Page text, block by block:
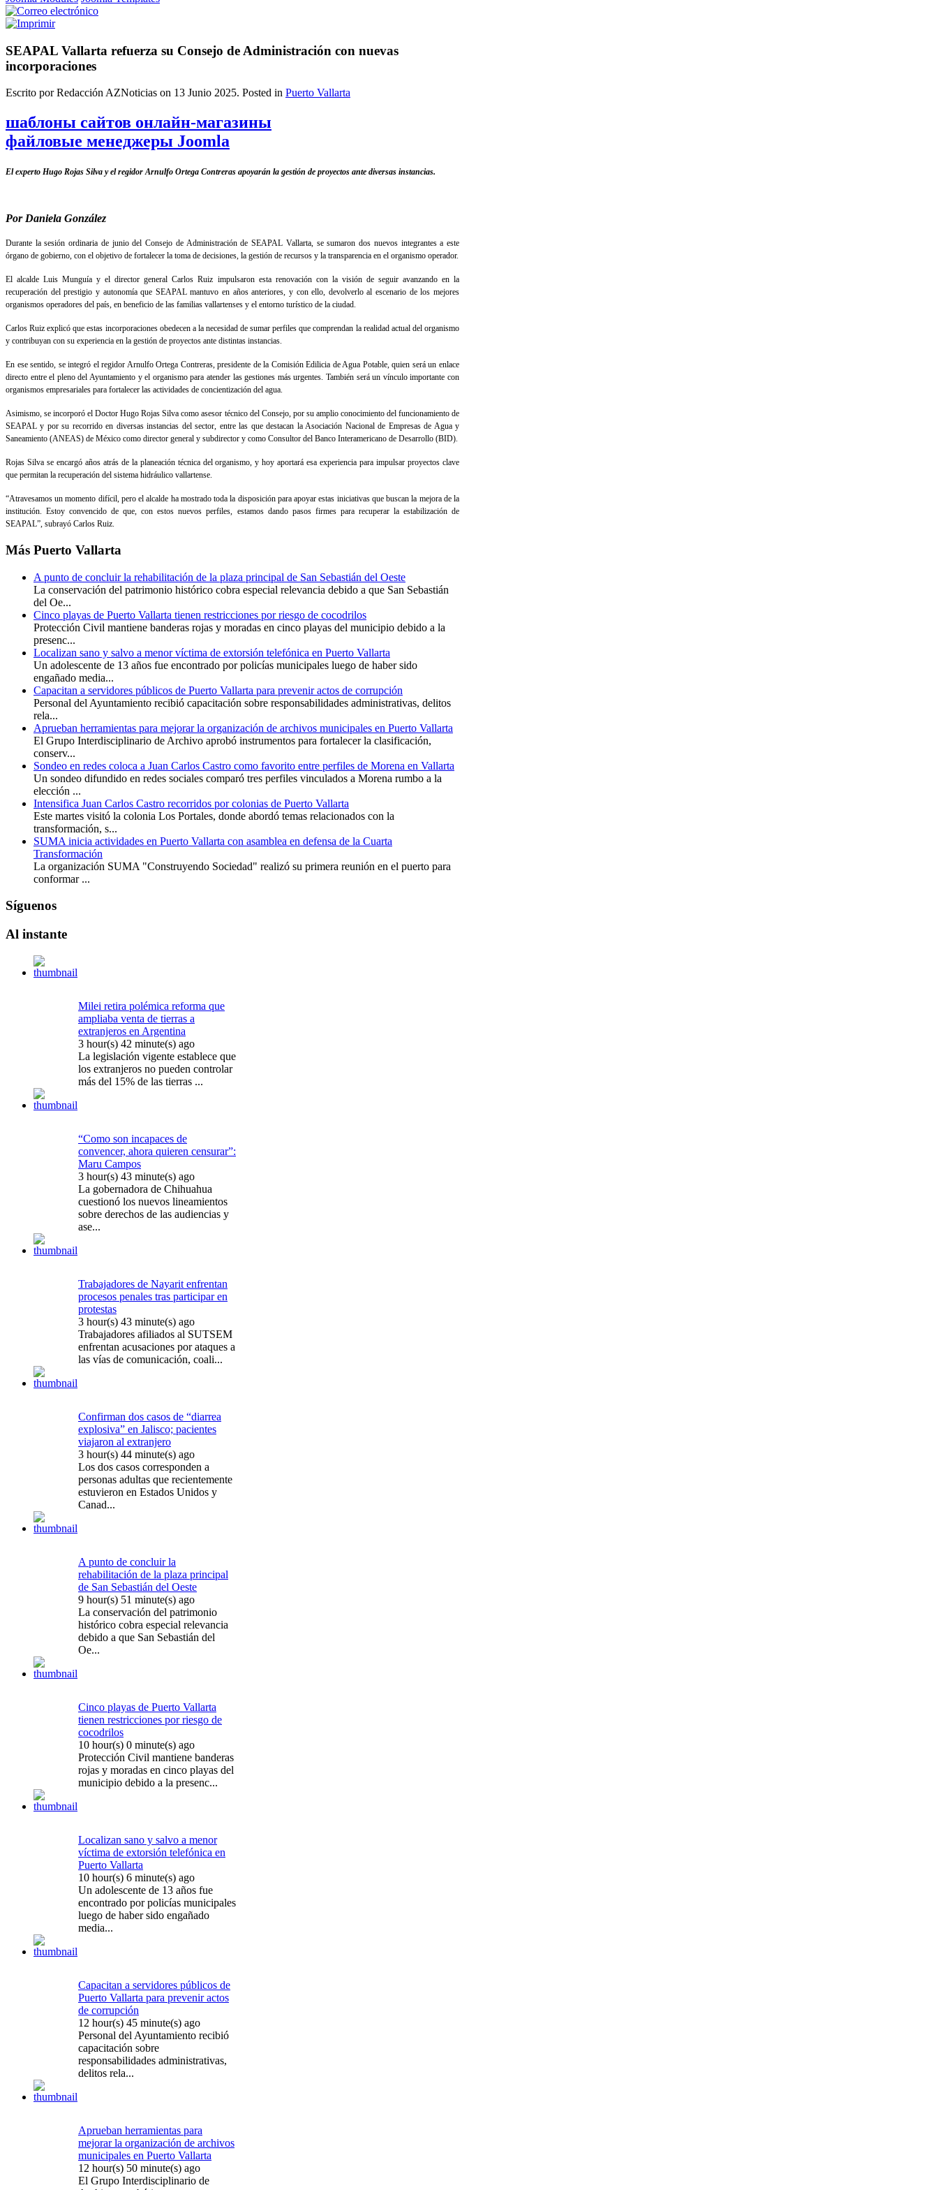
SEAPAL Vallarta refuerza su Consejo de Administración con nuevas
incorporaciones
Escrito por Redacción AZNoticias on 13 Junio 2025. Posted in Puerto Vallarta
шаблоны сайтов онлайн-магазины
файловые менеджеры Joomla
El experto Hugo Rojas Silva y el regidor Arnulfo Ortega Contreras apoyarán la gestión de proyectos ante diversas instancias.
Por Daniela González
Durante la sesión ordinaria de junio del Consejo de Administración de SEAPAL Vallarta, se sumaron dos nuevos integrantes a este
órgano de gobierno, con el objetivo de fortalecer la toma de decisiones, la gestión de recursos y la transparencia en el organismo operador.
El alcalde Luis Munguía y el director general Carlos Ruiz impulsaron esta renovación con la visión de seguir avanzando en la
recuperación del prestigio y autonomía que SEAPAL mantuvo en años anteriores, y con ello, devolverlo al escenario de los mejores
organismos operadores del país, en beneficio de las familias vallartenses y el entorno turístico de la ciudad.
Carlos Ruiz explicó que estas incorporaciones obedecen a la necesidad de sumar perfiles que comprendan la realidad actual del organismo
y contribuyan con su experiencia en la gestión de proyectos ante distintas instancias.
En ese sentido, se integró el regidor Arnulfo Ortega Contreras, presidente de la Comisión Edilicia de Agua Potable, quien será un enlace
directo entre el pleno del Ayuntamiento y el organismo para atender las gestiones más urgentes. También será un vínculo importante con
organismos empresariales para fortalecer las actividades de concientización del agua.
Asimismo, se incorporó el Doctor Hugo Rojas Silva como asesor técnico del Consejo, por su amplio conocimiento del funcionamiento de
SEAPAL y por su recorrido en diversas instancias del sector, entre las que destacan la Asociación Nacional de Empresas de Agua y
Saneamiento (ANEAS) de México como director general y subdirector y como Consultor del Banco Interamericano de Desarrollo (BID).
Rojas Silva se encargó años atrás de la planeación técnica del organismo, y hoy aportará esa experiencia para impulsar proyectos clave
que permitan la recuperación del sistema hidráulico vallartense.
“Atravesamos un momento difícil, pero el alcalde ha mostrado toda la disposición para apoyar estas iniciativas que buscan la mejora de la
institución. Estoy convencido de que, con estos nuevos perfiles, estamos dando pasos firmes para recuperar la estabilización de
SEAPAL”, subrayó Carlos Ruiz.
Más Puerto Vallarta
A punto de concluir la rehabilitación de la plaza principal de San Sebastián del Oeste
La conservación del patrimonio histórico cobra especial relevancia debido a que San Sebastián
del Oe...
Cinco playas de Puerto Vallarta tienen restricciones por riesgo de cocodrilos
Protección Civil mantiene banderas rojas y moradas en cinco playas del municipio debido a la
presenc...
Localizan sano y salvo a menor víctima de extorsión telefónica en Puerto Vallarta
Un adolescente de 13 años fue encontrado por policías municipales luego de haber sido
engañado media...
Capacitan a servidores públicos de Puerto Vallarta para prevenir actos de corrupción
Personal del Ayuntamiento recibió capacitación sobre responsabilidades administrativas, delitos
rela...
Aprueban herramientas para mejorar la organización de archivos municipales en Puerto Vallarta
El Grupo Interdisciplinario de Archivo aprobó instrumentos para fortalecer la clasificación,
conserv...
Sondeo en redes coloca a Juan Carlos Castro como favorito entre perfiles de Morena en Vallarta
Un sondeo difundido en redes sociales comparó tres perfiles vinculados a Morena rumbo a la
elección ...
Intensifica Juan Carlos Castro recorridos por colonias de Puerto Vallarta
Este martes visitó la colonia Los Portales, donde abordó temas relacionados con la
transformación, s...
SUMA inicia actividades en Puerto Vallarta con asamblea en defensa de la Cuarta
Transformación
La organización SUMA "Construyendo Sociedad" realizó su primera reunión en el puerto para
conformar ...
Síguenos
Al instante
Milei retira polémica reforma que
ampliaba venta de tierras a
extranjeros en Argentina
3 hour(s) 42 minute(s) ago
La legislación vigente establece que
los extranjeros no pueden controlar
más del 15% de las tierras ...
“Como son incapaces de
convencer, ahora quieren censurar”:
Maru Campos
3 hour(s) 43 minute(s) ago
La gobernadora de Chihuahua
cuestionó los nuevos lineamientos
sobre derechos de las audiencias y
ase...
Trabajadores de Nayarit enfrentan
procesos penales tras participar en
protestas
3 hour(s) 43 minute(s) ago
Trabajadores afiliados al SUTSEM
enfrentan acusaciones por ataques a
las vías de comunicación, coali...
Confirman dos casos de “diarrea
explosiva” en Jalisco; pacientes
viajaron al extranjero
3 hour(s) 44 minute(s) ago
Los dos casos corresponden a
personas adultas que recientemente
estuvieron en Estados Unidos y
Canad...
A punto de concluir la
rehabilitación de la plaza principal
de San Sebastián del Oeste
9 hour(s) 51 minute(s) ago
La conservación del patrimonio
histórico cobra especial relevancia
debido a que San Sebastián del
Oe...
Cinco playas de Puerto Vallarta
tienen restricciones por riesgo de
cocodrilos
10 hour(s) 0 minute(s) ago
Protección Civil mantiene banderas
rojas y moradas en cinco playas del
municipio debido a la presenc...
Localizan sano y salvo a menor
víctima de extorsión telefónica en
Puerto Vallarta
10 hour(s) 6 minute(s) ago
Un adolescente de 13 años fue
encontrado por policías municipales
luego de haber sido engañado
media...
Capacitan a servidores públicos de
Puerto Vallarta para prevenir actos
de corrupción
12 hour(s) 45 minute(s) ago
Personal del Ayuntamiento recibió
capacitación sobre
responsabilidades administrativas,
delitos rela...
Aprueban herramientas para
mejorar la organización de archivos
municipales en Puerto Vallarta
12 hour(s) 50 minute(s) ago
El Grupo Interdisciplinario de